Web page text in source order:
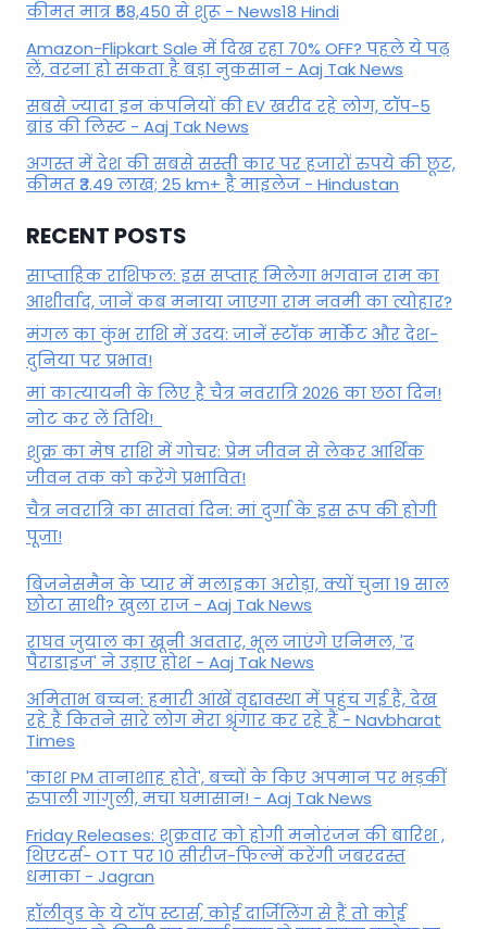
कीमत मात्र ₹58,450 से शुरू - News18 Hindi
Amazon-Flipkart Sale में दिख रहा 70% OFF? पहले ये पढ़
लें, वरना हो सकता है बड़ा नुकसान - Aaj Tak News
सबसे ज्यादा इन कंपनियों की EV खरीद रहे लोग, टॉप-5
ब्रांड की लिस्ट - Aaj Tak News
अगस्त में देश की सबसे सस्ती कार पर हजारों रुपये की छूट,
कीमत ₹3.49 लाख; 25 km+ है माइलेज - Hindustan
RECENT POSTS
साप्ताहिक राशिफल: इस सप्ताह मिलेगा भगवान राम का
आशीर्वाद, जानें कब मनाया जाएगा राम नवमी का त्योहार?
मंगल का कुंभ राशि में उदय: जानें स्‍टॉक मार्केट और देश-
दुनिया पर प्रभाव!
मां कात्‍यायनी के लिए है चैत्र नवरात्रि 2026 का छठा दिन!
नोट कर लें तिथि!
शुक्र का मेष राशि में गोचर: प्रेम जीवन से लेकर आर्थिक
जीवन तक को करेंगे प्रभावित!
चैत्र नवरात्रि का सातवां दिन: मां दुर्गा के इस रूप की होगी
पूजा!
बिजनेसमैन के प्यार में मलाइका अरोड़ा, क्यों चुना 19 साल
छोटा साथी? खुला राज - Aaj Tak News
राघव जुयाल का खूनी अवतार, भूल जाएंगे एनिमल, 'द
पैराडाइज' ने उड़ाए होश - Aaj Tak News
अमिताभ बच्चन: हमारी आंखें वृद्दावस्था में पहुंच गई हैं, देख
रहे हैं कितने सारे लोग मेरा श्रृंगार कर रहे हैं - Navbharat
Times
'काश PM तानाशाह होते', बच्चों के किए अपमान पर भड़कीं
रुपाली गांगुली, मचा घमासान! - Aaj Tak News
Friday Releases: शुक्रवार को होगी मनोरंजन की बारिश ,
थिएटर्स- OTT पर 10 सीरीज-फिल्में करेंगी जबरदस्त
धमाका - Jagran
हॉलीवुड के ये टॉप स्टार्स, कोई दार्जिलिंग से हैं तो कोई